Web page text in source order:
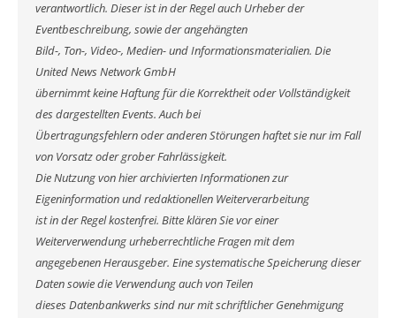
verantwortlich. Dieser ist in der Regel auch Urheber der
Eventbeschreibung, sowie der angehängten
Bild-, Ton-, Video-, Medien- und Informationsmaterialien. Die
United News Network GmbH
übernimmt keine Haftung für die Korrektheit oder Vollständigkeit
des dargestellten Events. Auch bei
Übertragungsfehlern oder anderen Störungen haftet sie nur im Fall
von Vorsatz oder grober Fahrlässigkeit.
Die Nutzung von hier archivierten Informationen zur
Eigeninformation und redaktionellen Weiterverarbeitung
ist in der Regel kostenfrei. Bitte klären Sie vor einer
Weiterverwendung urheberrechtliche Fragen mit dem
angegebenen Herausgeber. Eine systematische Speicherung dieser
Daten sowie die Verwendung auch von Teilen
dieses Datenbankwerks sind nur mit schriftlicher Genehmigung